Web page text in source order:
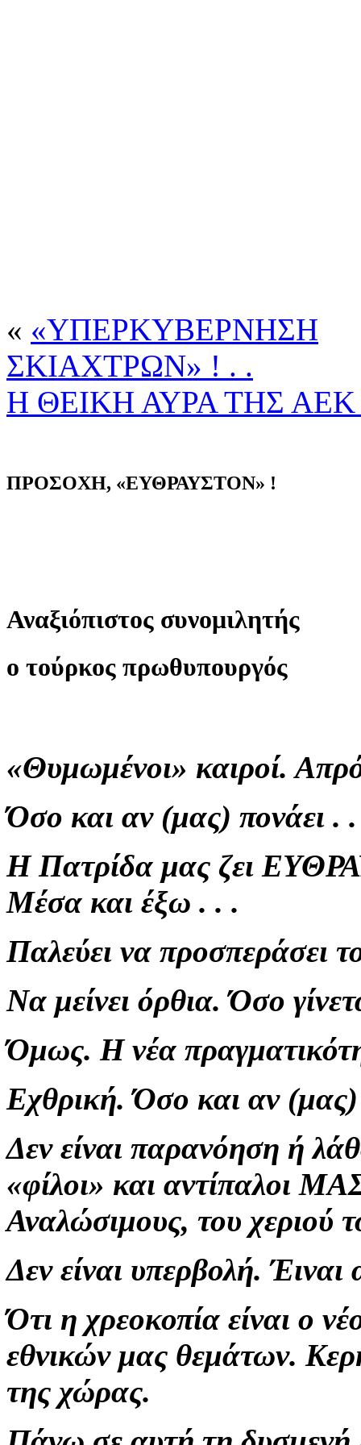
« «ΥΠΕΡΚΥΒΕΡΝΗΣΗ
ΣΚΙΑΧΤΡΩΝ» ! . .
Η ΘΕΙΚΗ ΑΥΡΑ ΤΗΣ
ΠΡΟΣΟΧΗ, «ΕΥΘΡΑΥΣΤΟΝ» !
Αναξιόπιστος συνομιλητής
ο τούρκος πρωθυπουργός
«Θυμωμένοι» καιροί.
Όσο και αν (μας) πονάει .
Η Πατρίδα μας ζει
Μέσα και έξω . . .
Παλεύει να προσπεράσει
Να μείνει όρθια. Όσο
Όμως. Η νέα
Εχθρική. Όσο και αν
Δεν είναι παρανόηση ή
«φίλοι» και αντίπαλοι
Αναλώσιμους, του χεριού
Δεν είναι υπερβολή.
Ότι η χρεοκοπία είναι
εθνικών μας θεμάτων.
της χώρας.